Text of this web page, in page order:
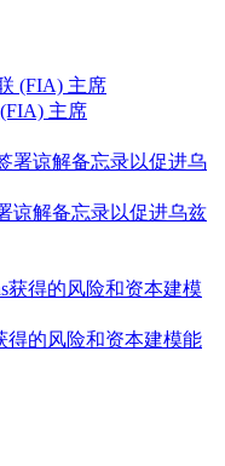
主席
谅解备忘录以促进乌兹
得的风险和资本建模能